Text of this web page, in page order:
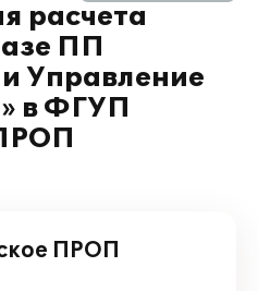
расчета
ПП
Управление
в ФГУП
ПРОП